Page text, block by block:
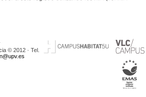
© 2012 · Tel.